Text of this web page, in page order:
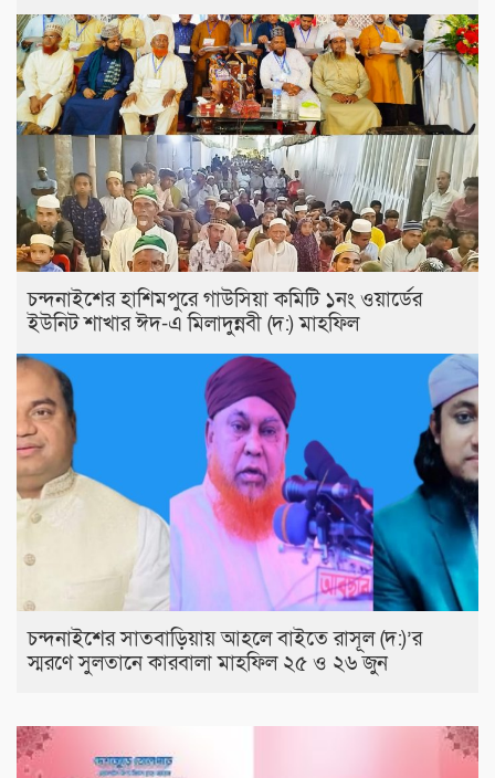
চন্দনাইশের হাশিমপুরে গাউসিয়া কমিটি ১নং ওয়ার্ডের
ইউনিট শাখার ঈদ-এ মিলাদুন্নবী (দ:) মাহফিল
চন্দনাইশের সাতবাড়িয়ায় আহলে বাইতে রাসূল (দ:)’র
স্মরণে সুলতানে কারবালা মাহফিল ২৫ ও ২৬ জুন